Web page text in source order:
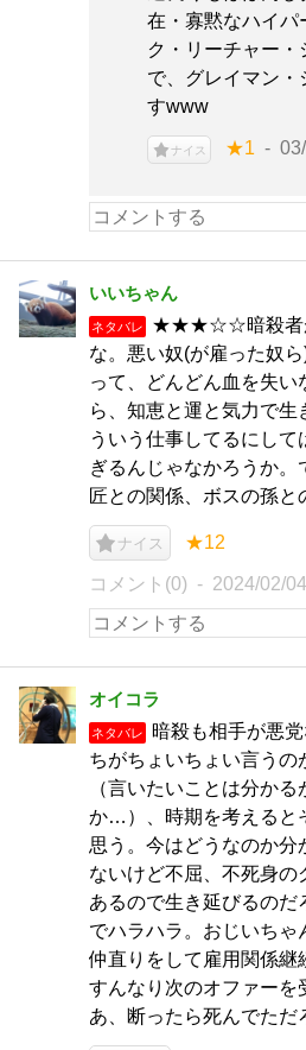
在・寡黙なハイパ
ク・リーチャー
で、グレイマン
すwww
ナイス ★1
いいちゃん
ネタバレ
★★★☆☆暗殺者が
な。悪い奴(が雇った奴
って、どんどん血を失
ら、知恵と運と気力で生
ういう仕事してるにし
ぎるんじゃなかろうか
匠との関係、ボスの孫と
ナイス ★12
コメント(0) 2024/02/04
オイコラ
ネタバレ
暗殺も相手が悪
ちがちょいちょい言うの
（言いたいことは分かる
か…）、時期を考えると
思う。今はどうなのか分
ないけど不屈、不死身
あるので生き延びるのだ
でハラハラ。おじいち
仲直りをして雇用関係継
すんなり次のオファーを
あ、断ったら死んでただ